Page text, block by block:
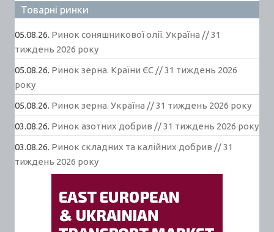
Товарні ринки
05.08.26. Ринок соняшникової олії. Україна // 31
тиждень 2026 року
05.08.26. Ринок зерна. Країни ЄС // 31 тиждень 2026
року
05.08.26. Ринок зерна. Україна // 31 тиждень 2026 року
03.08.26. Ринок азотних добрив // 31 тиждень 2026 року
03.08.26. Ринок складних та калійних добрив // 31
тиждень 2026 року